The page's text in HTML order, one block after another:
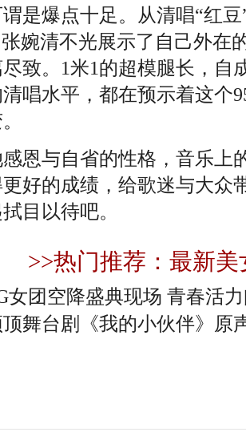
是爆点十足。从清唱“红
婉清不光展示了自己外在
致。1米1的超模腿长，自
唱水平，都在预示着这个
与自省的性格，音乐上
好的成绩，给歌迷与大众
目以待吧。
>>热门推荐：最新美
女团空降盛典现场 青春活
舞台剧《我的小伙伴》原